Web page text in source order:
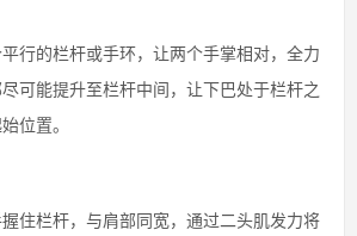
行的栏杆或手环，让两个手掌相对，全力
可能提升至栏杆中间，让下巴处于栏杆之
位置。
住栏杆，与肩部同宽，通过二头肌发力将